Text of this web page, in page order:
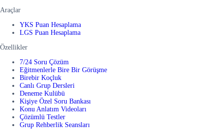
Araçlar
YKS Puan Hesaplama
LGS Puan Hesaplama
Özellikler
7/24 Soru Çözüm
Eğitmenlerle Bire Bir Görüşme
Birebir Koçluk
Canlı Grup Dersleri
Deneme Kulübü
Kişiye Özel Soru Bankası
Konu Anlatım Videoları
Çözümlü Testler
Grup Rehberlik Seansları